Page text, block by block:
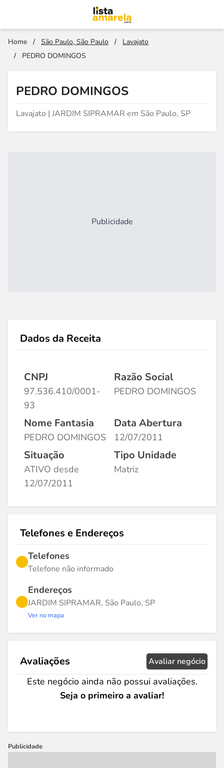
Home / São Paulo, São Paulo /
Lavajato
/
PEDRO DOMINGOS
PEDRO DOMINGOS
Lavajato | JARDIM SIPRAMAR em São Paulo, SP
Publicidade
Dados da Receita
CNPJ
97.536.410/0001-
93
Razão Social
PEDRO DOMINGOS
Nome Fantasia
PEDRO DOMINGOS
Data Abertura
12/07/2011
Situação
ATIVO desde
12/07/2011
Tipo Unidade
Matriz
Telefones e Endereços
Telefones
Telefone não informado
Endereços
JARDIM SIPRAMAR, São Paulo, SP
Ver no mapa
Avaliações Avaliar negócio
Este negócio ainda não possui avaliações.
Seja o primeiro a avaliar!
Publicidade